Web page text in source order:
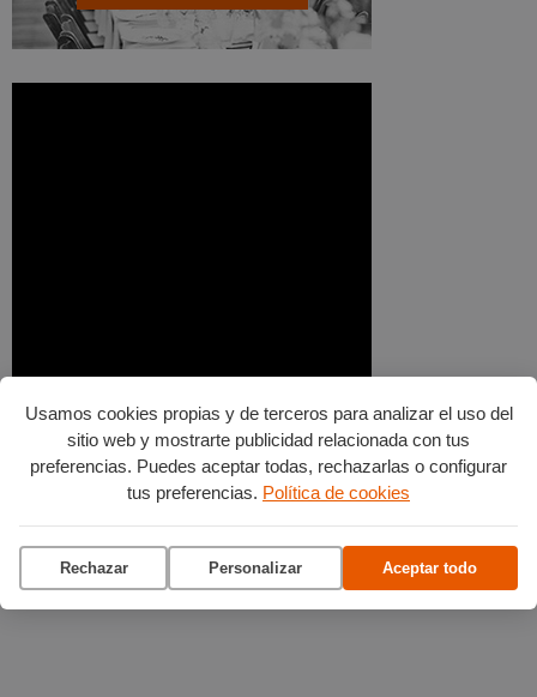
Usamos cookies propias y de terceros para analizar el uso del
sitio web y mostrarte publicidad relacionada con tus
preferencias. Puedes aceptar todas, rechazarlas o configurar
tus preferencias. Política de cookies
Rechazar Personalizar Aceptar todo